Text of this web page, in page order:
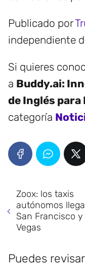
Publicado por
independiente
Si quieres
a Buddy.ai:
de Inglés para
categoría
Zoox: los taxis
autónomos
San Francisco y
Vegas
Puedes